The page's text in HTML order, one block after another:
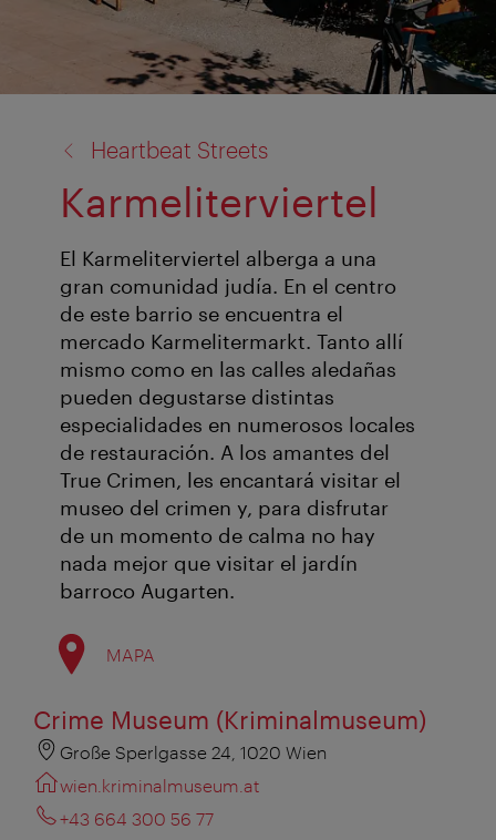
Heartbeat Streets
Karmeliterviertel
El Karmeliterviertel alberga a una
gran comunidad judía. En el centro
de este barrio se encuentra el
mercado Karmelitermarkt. Tanto allí
mismo como en las calles aledañas
pueden degustarse distintas
especialidades en numerosos locales
de restauración. A los amantes del
True Crimen, les encantará visitar el
museo del crimen y, para disfrutar
de un momento de calma no hay
nada mejor que visitar el jardín
barroco Augarten.
MAPA
Crime Museum (Kriminalmuseum)
Große Sperlgasse 24, 1020 Wien
wien.kriminalmuseum.at
+43 664 300 56 77